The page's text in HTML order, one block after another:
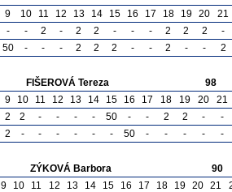
9 10 11 12 13 14 15 16 17 18 19 20 21
- - 2 - 2 2 - - - 2 2 2 -
50 - - - 2 2 2 - - 2 - - 2
FIŠEROVÁ Tereza 98
9 10 11 12 13 14 15 16 17 18 19 20 21
2 2 - - - - 50 - - 2 2 - -
2 - - - - - - 50 - - - - -
ZÝKOVÁ Barbora 90
9 10 11 12 13 14 15 16 17 18 19 20 21